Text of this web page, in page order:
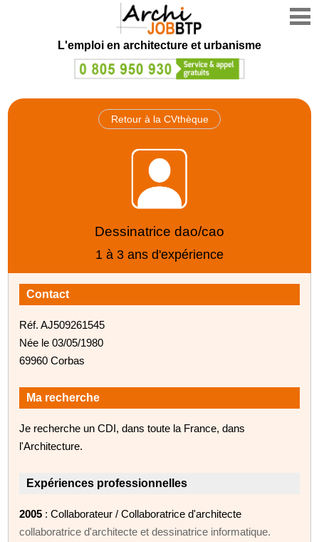
L'emploi en architecture et urbanisme
Retour à la CVthèque
Dessinatrice dao/cao
1 à 3 ans d'expérience
Contact
Réf. AJ509261545
Née le 03/05/1980
69960 Corbas
Ma recherche
Je recherche un CDI, dans toute la France, dans
l'Architecture.
Expériences professionnelles
2005 : Collaborateur / Collaboratrice d'architecte
collaboratrice d'architecte et dessinatrice informatique.